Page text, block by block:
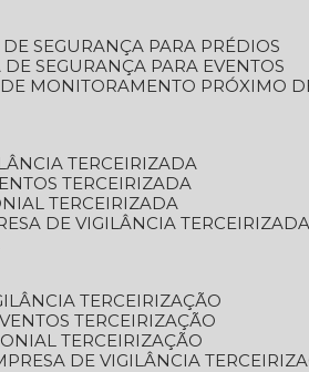
DE SEGURANÇA PARA PRÉDIOS
DE SEGURANÇA PARA EVENTOS
DE MONITORAMENTO PRÓXIMO
TERCEIRIZADA
TERCEIRIZADA
TERCEIRIZADA
DE VIGILÂNCIA TERCEIRIZADA
TERCEIRIZAÇÃO
TERCEIRIZAÇÃO
TERCEIRIZAÇÃO
DE VIGILÂNCIA